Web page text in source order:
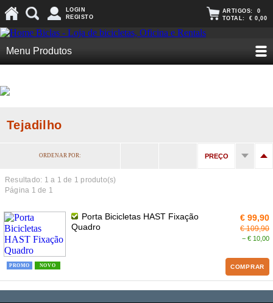
LOGIN
REGISTO
ARTIGOS: 0
TOTAL: € 0,00
Menu Produtos
Tejadilho
ORDENAR POR: PREÇO
Resultado: 1 a 1 de 1 produto(s)
Página 1 de 1
NOVO
PROMO
Porta Bicicletas HAST Fixação
Quadro
€ 99,90
€ 109,90
− € 10,00
COMPRAR